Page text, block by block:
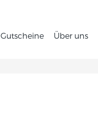
Gutscheine Über uns